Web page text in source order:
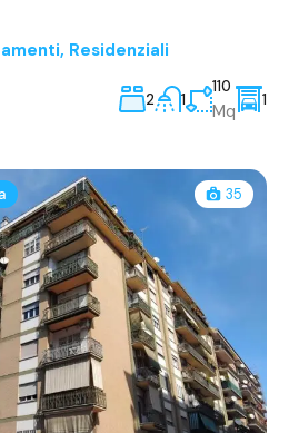
, Residenziali
2 1
110
Mq
1
35